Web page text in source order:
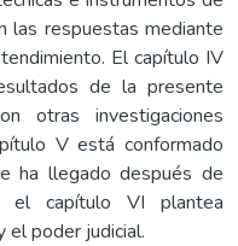
las respuestas mediante
El capítulo IV
de la presente
otras investigaciones
V está conformado
ha llegado después de
el capítulo VI plantea
el poder judicial.